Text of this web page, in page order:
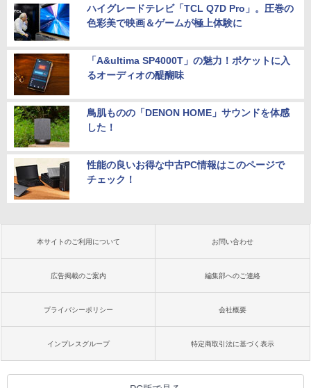
ハイグレードテレビ「TCL Q7D Pro」。圧巻の
色彩美で映画＆ゲームが極上体験に
「A&ultima SP4000T」の魅力！ポケットに入
るオーディオの醍醐味
鳥肌ものの「DENON HOME」サウンドを体感
した！
性能の良いお得な中古PC情報はこのページで
チェック！
本サイトのご利用について お問い合わせ
広告掲載のご案内 編集部へのご連絡
プライバシーポリシー 会社概要
インプレスグループ 特定商取引法に基づく表示